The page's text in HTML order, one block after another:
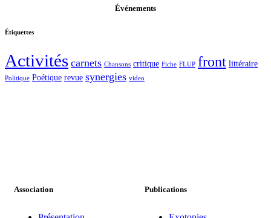
Événements
Étiquettes
Activités carnets Chansons critique Fiche FLUP front littéraire
Politique Poétique revue synergies video
Association Publications